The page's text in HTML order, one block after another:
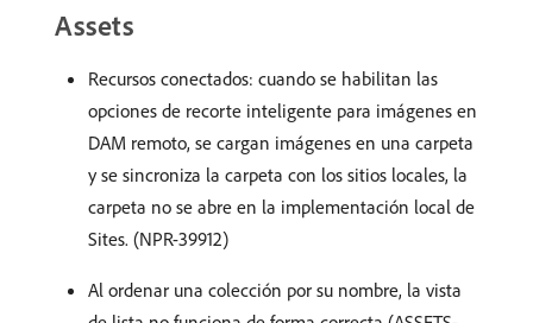
Assets
Recursos conectados: cuando se habilitan las
opciones de recorte inteligente para imágenes en
DAM remoto, se cargan imágenes en una carpeta
y se sincroniza la carpeta con los sitios locales, la
carpeta no se abre en la implementación local de
Sites. (NPR-39912)
Al ordenar una colección por su nombre, la vista